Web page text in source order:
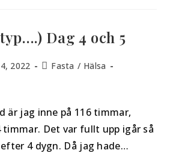
Dag 4 och 5
2022 Fasta / Hälsa
är jag inne på 116 timmar,
timmar. Det var fullt upp igår så
4 dygn. Då jag hade…